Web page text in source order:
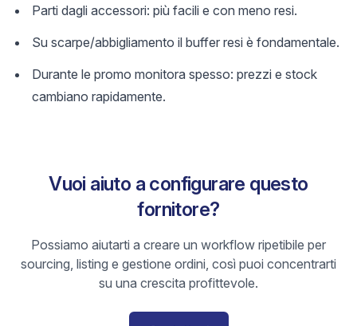
Parti dagli accessori: più facili e con meno resi.
Su scarpe/abbigliamento il buffer resi è fondamentale.
Durante le promo monitora spesso: prezzi e stock
cambiano rapidamente.
Vuoi aiuto a configurare questo
fornitore?
Possiamo aiutarti a creare un workflow ripetibile per
sourcing, listing e gestione ordini, così puoi concentrarti
su una crescita profittevole.